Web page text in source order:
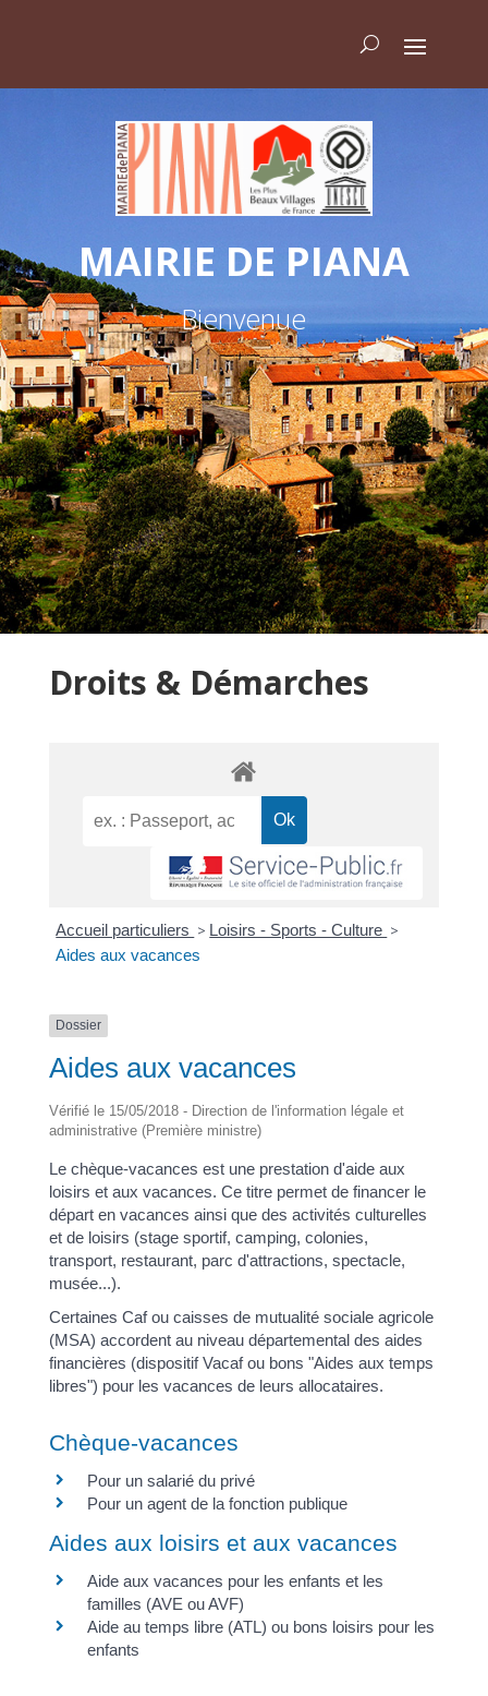
MAIRIE DE PIANA
Bienvenue
Droits & Démarches
Accueil particuliers > Loisirs - Sports - Culture >
Aides aux vacances
Dossier
Aides aux vacances
Vérifié le 15/05/2018 - Direction de l'information légale et
administrative (Première ministre)
Le chèque-vacances est une prestation d'aide aux
loisirs et aux vacances. Ce titre permet de financer le
départ en vacances ainsi que des activités culturelles
et de loisirs (stage sportif, camping, colonies,
transport, restaurant, parc d'attractions, spectacle,
musée...).
Certaines Caf ou caisses de mutualité sociale agricole
(MSA) accordent au niveau départemental des aides
financières (dispositif Vacaf ou bons "Aides aux temps
libres") pour les vacances de leurs allocataires.
Chèque-vacances
Pour un salarié du privé
Pour un agent de la fonction publique
Aides aux loisirs et aux vacances
Aide aux vacances pour les enfants et les
familles (AVE ou AVF)
Aide au temps libre (ATL) ou bons loisirs pour les
enfants